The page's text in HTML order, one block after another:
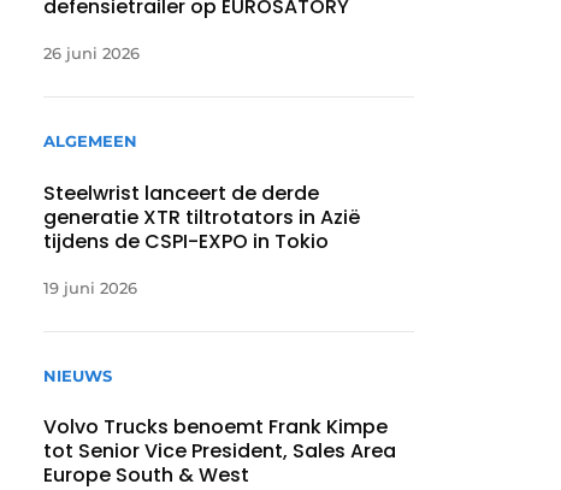
defensietrailer op EUROSATORY
26 juni 2026
ALGEMEEN
Steelwrist lanceert de derde
generatie XTR tiltrotators in Azië
tijdens de CSPI-EXPO in Tokio
19 juni 2026
NIEUWS
Volvo Trucks benoemt Frank Kimpe
tot Senior Vice President, Sales Area
Europe South & West